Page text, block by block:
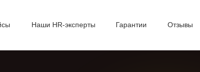
Наши HR-эксперты Гарантии Отзывы